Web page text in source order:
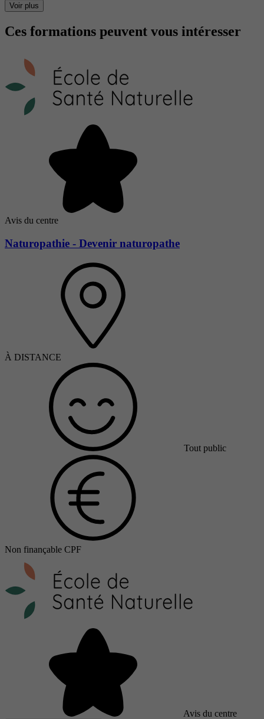
Voir plus
Ces formations peuvent vous intéresser
Avis du centre
Naturopathie - Devenir naturopathe
À DISTANCE
Tout public
Non finançable CPF
Avis du centre